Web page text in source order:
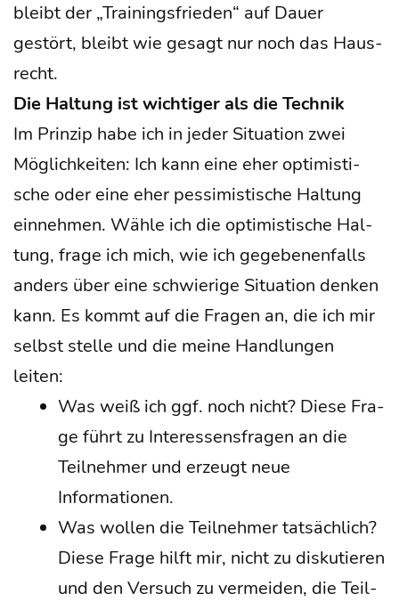
bleibt der „Trai­nings­frie­den“ auf Dau­er
gestört, bleibt wie gesagt nur noch das Haus­
recht.
Die Hal­tung ist wich­ti­ger als die Technik
Im Prin­zip habe ich in jeder Situa­ti­on zwei
Mög­lich­kei­ten: Ich kann eine eher opti­mis­ti­
sche oder eine eher pes­si­mis­ti­sche Hal­tung
ein­neh­men. Wäh­le ich die opti­mis­ti­sche Hal­
tung, fra­ge ich mich, wie ich gege­be­nen­falls
anders über eine schwie­ri­ge Situa­ti­on den­ken
kann. Es kommt auf die Fra­gen an, die ich mir
selbst stel­le und die mei­ne Hand­lun­gen
leiten:
Was weiß ich ggf. noch nicht? Die­se Fra­
ge führt zu Inter­es­sens­fra­gen an die
Teil­neh­mer und erzeugt neue
Informationen.
Was wol­len die Teil­neh­mer tat­säch­lich?
Die­se Fra­ge hilft mir, nicht zu dis­ku­tie­ren
und den Ver­such zu ver­mei­den, die Teil­